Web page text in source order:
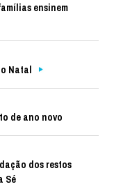
ensinem
Natal
de ano novo
dos restos
Sé